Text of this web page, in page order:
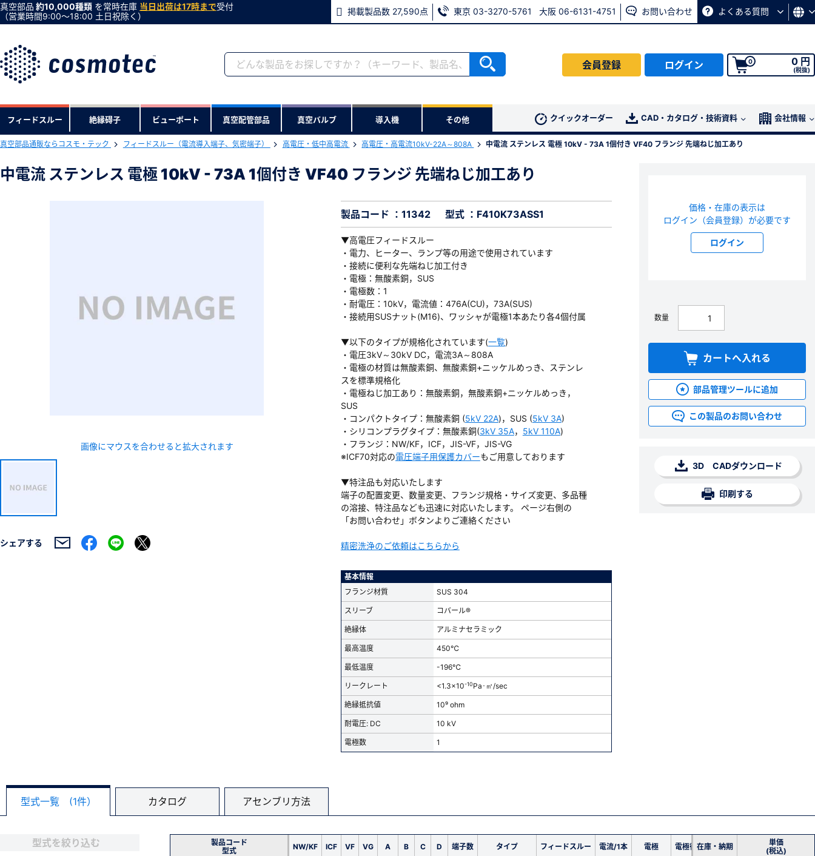
真空部品 約10,000種類 を常時在庫 当日出荷は17時まで受付
（営業時間9:00〜18:00 土日祝除く）
掲載製品数 27,590点 東京 03-3270-5761 大阪 06-6131-4751 お問い合わせ よくある質問
会員登録 ログイン 0 0 円
(税抜)
フィードスルー 絶縁碍子 ビューポート 真空配管部品 真空バルブ 導入機 その他 クイックオーダー CAD・カタログ・技術資料 会社情報
真空部品通販ならコスモ・テック フィードスルー（電流導入端子、気密端子） 高電圧・低中高電流 高電圧・高電流10kV-22A～808A 中電流 ステンレス 電極 10kV - 73A 1個付き VF40 フランジ 先端ねじ加工あり
中電流 ステンレス 電極 10kV - 73A 1個付き VF40 フランジ 先端ねじ加工あり
画像にマウスを合わせると拡大されます
シェアする
製品コード ：11342 型式 ：F410K73ASS1
▼高電圧フィードスルー
・電力、ヒーター、ランプ等の用途で使用されています
・接続に便利な先端ねじ加工付き
・電極：無酸素銅，SUS
・電極数：1
・耐電圧：10kV，電流値：476A(CU)，73A(SUS)
・接続用SUSナット(M16)、ワッシャが電極1本あたり各4個付属
▼以下のタイプが規格化されています(一覧)
・電圧3kV～30kV DC，電流3A～808A
・電極の材質は無酸素銅、無酸素銅+ニッケルめっき、ステンレ
スを標準規格化
・電極ねじ加工あり：無酸素銅，無酸素銅+ニッケルめっき，
SUS
・コンパクトタイプ：無酸素銅 (5kV 22A)，SUS (5kV 3A)
・シリコンプラグタイプ：無酸素銅(3kV 35A， 5kV 110A)
・フランジ：NW/KF，ICF，JIS-VF，JIS-VG
※ICF70対応の電圧端子用保護カバーもご用意しております
▼特注品も対応いたします
端子の配置変更、数量変更、フランジ規格・サイズ変更、多品種
の溶接、特注品なども迅速に対応いたします。 ページ右側の
「お問い合わせ」ボタンよりご連絡ください
精密洗浄のご依頼はこちらから
基本情報
フランジ材質
SUS 304
スリーブ コバール®
絶縁体 アルミナセラミック
最高温度 450℃
最低温度 -196℃
リークレート <1.3x10-10Pa･㎥/sec
絶縁抵抗値 10⁹ ohm
耐電圧: DC 10 kV
電極数 1
価格・在庫の表示は
ログイン（会員登録）が必要です
ログイン
数量
カートへ入れる
部品管理ツールに追加
この製品のお問い合わせ
3D CADダウンロード
印刷する
型式一覧 (1件） カタログ アセンブリ方法
製品コード
型式
NW/KF ICF VF VG A B C D 端子数 タイプ フィードスルー 電流/1本 電極 電極径 在庫・納期
単価
(税込)
型式を絞り込む
下記製品のRoHS2適合報告書のダウンロードをします。
ダウンロードする
会員登録がお済みでない方
会員登録をすれば、便利な機能がご利用いただけます。
※新規会員登録をお申し込み頂いてから本登録となるまで、数日間かかる場合があります。
会員の方はこちら
※メールアドレスを忘れた方は、
よりお問い合わせください